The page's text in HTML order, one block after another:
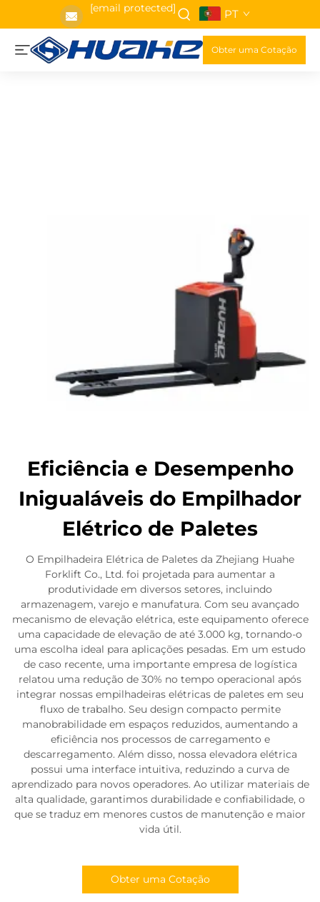
[email protected] PT
Obter uma Cotação
Eficiência e Desempenho
Inigualáveis do Empilhador
Elétrico de Paletes
O Empilhadeira Elétrica de Paletes da Zhejiang Huahe
Forklift Co., Ltd. foi projetada para aumentar a
produtividade em diversos setores, incluindo
armazenagem, varejo e manufatura. Com seu avançado
mecanismo de elevação elétrica, este equipamento oferece
uma capacidade de elevação de até 3.000 kg, tornando-o
uma escolha ideal para aplicações pesadas. Em um estudo
de caso recente, uma importante empresa de logística
relatou uma redução de 30% no tempo operacional após
integrar nossas empilhadeiras elétricas de paletes em seu
fluxo de trabalho. Seu design compacto permite
manobrabilidade em espaços reduzidos, aumentando a
eficiência nos processos de carregamento e
descarregamento. Além disso, nossa elevadora elétrica
possui uma interface intuitiva, reduzindo a curva de
aprendizado para novos operadores. Ao utilizar materiais de
alta qualidade, garantimos durabilidade e confiabilidade, o
que se traduz em menores custos de manutenção e maior
vida útil.
Obter uma Cotação